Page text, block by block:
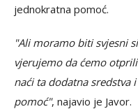
jednokratna pomoć.
"Ali moramo biti svjesni
vjerujemo da ćemo
naći ta dodatna sredstva
pomoć", najavio je Javor.